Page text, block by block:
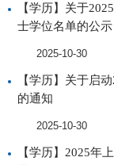
【学历】关于
士学位名单的公示
2025-10-30
【学历】关于启
的通知
2025-10-30
【学历】2025年